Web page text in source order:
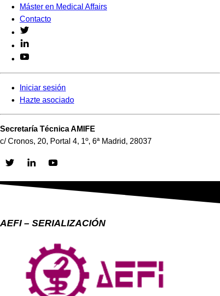
Máster en Medical Affairs
Contacto
Iniciar sesión
Hazte asociado
Secretaría Técnica AMIFE
c/ Cronos, 20, Portal 4, 1º, 6ª Madrid, 28037
Skip
AEFI – SERIALIZACIÓN